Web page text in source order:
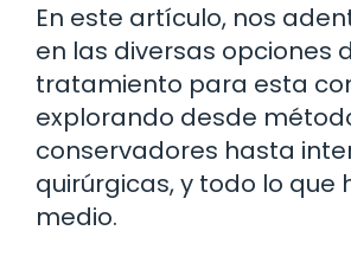
En este artículo, nos
en las diversas opciones
tratamiento para esta
explorando desde
conservadores hasta
quirúrgicas, y todo lo que
medio.